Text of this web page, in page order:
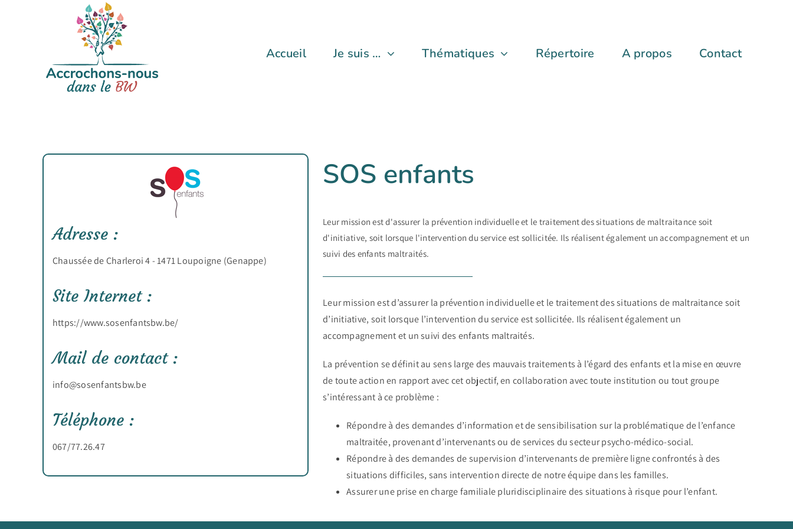
Accueil Je suis … Thématiques Répertoire A propos Contact
Adresse :
Chaussée de Charleroi 4 - 1471 Loupoigne (Genappe)
Site Internet :
https://www.sosenfantsbw.be/
Mail de contact :
info@sosenfantsbw.be
Téléphone :
067/77.26.47
SOS enfants
Leur mission est d'assurer la prévention individuelle et le traitement des situations de maltraitance soit
d'initiative, soit lorsque l'intervention du service est sollicitée. Ils réalisent également un accompagnement et un
suivi des enfants maltraités.
Leur mission est d’assurer la prévention individuelle et le traitement des situations de maltraitance soit
d’initiative, soit lorsque l’intervention du service est sollicitée. Ils réalisent également un
accompagnement et un suivi des enfants maltraités.
La prévention se définit au sens large des mauvais traitements à l’égard des enfants et la mise en œuvre
de toute action en rapport avec cet objectif, en collaboration avec toute institution ou tout groupe
s’intéressant à ce problème :
Répondre à des demandes d’information et de sensibilisation sur la problématique de l’enfance
maltraitée, provenant d’intervenants ou de services du secteur psycho-médico-social.
Répondre à des demandes de supervision d’intervenants de première ligne confrontés à des
situations difficiles, sans intervention directe de notre équipe dans les familles.
Assurer une prise en charge familiale pluridisciplinaire des situations à risque pour l’enfant.